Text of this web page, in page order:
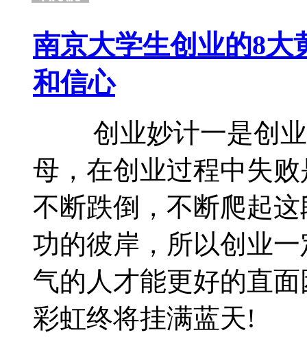
南京大学生创业的8大
和信心
创业妙计一是创
母，在创业过程中失
不断跌倒，不断爬起
功的彼岸，所以创业
气的人才能更好的直
彩虹终将挂满蓝天!